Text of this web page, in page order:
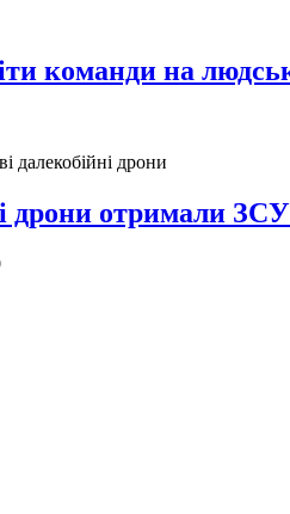
команди на
дрони отримали ЗСУ